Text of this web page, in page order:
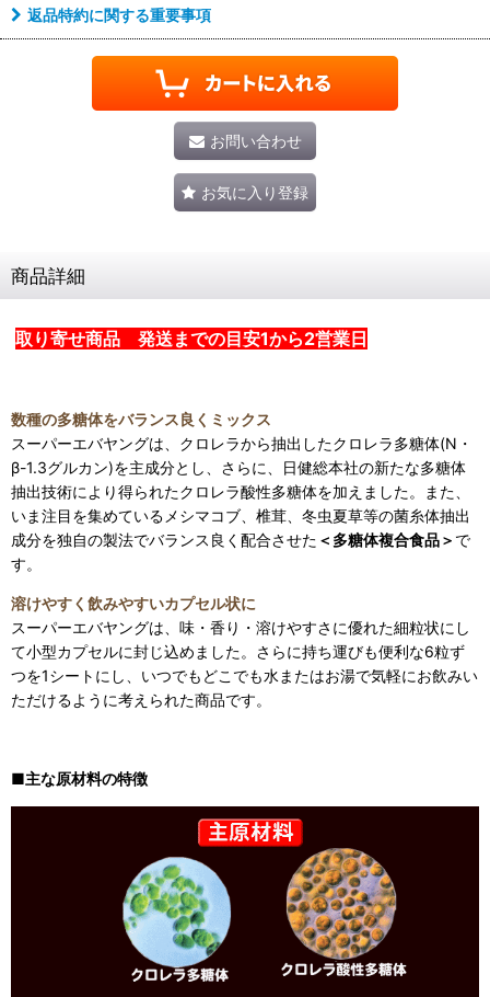
返品特約に関する重要事項
お問い合わせ
お気に入り登録
商品詳細
取り寄せ商品 発送までの目安1から2営業日
数種の多糖体をバランス良くミックス
スーパーエバヤングは、クロレラから抽出したクロレラ多糖体(N・
β-1.3グルカン)を主成分とし、さらに、日健総本社の新たな多糖体
抽出技術により得られたクロレラ酸性多糖体を加えました。また、
いま注目を集めているメシマコブ、椎茸、冬虫夏草等の菌糸体抽出
成分を独自の製法でバランス良く配合させた ＜多糖体複合食品＞ で
す。
溶けやすく飲みやすいカプセル状に
スーパーエバヤングは、味・香り・溶けやすさに優れた細粒状にし
て小型カプセルに封じ込めました。さらに持ち運びも便利な6粒ず
つを1シートにし、いつでもどこでも水またはお湯で気軽にお飲みい
ただけるように考えられた商品です。
■主な原材料の特徴